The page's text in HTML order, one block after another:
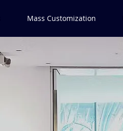
Mass Customization